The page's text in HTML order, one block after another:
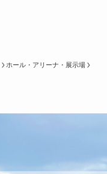
ホール・アリーナ・展示場